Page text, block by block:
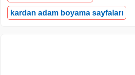
kardan adam boyama sayfaları